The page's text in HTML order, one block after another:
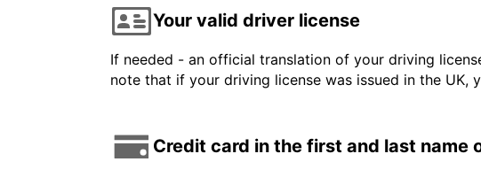
Your valid driver license
If needed - an official translation of your driving
note that if your driving license was issued in the
Credit card in the first and last name